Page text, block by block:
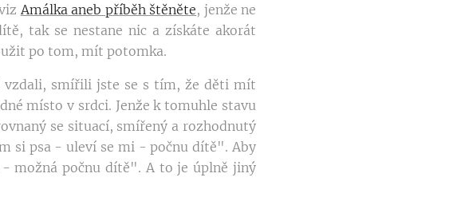
Amálka aneb příběh štěněte, jenže ne
tak se nestane nic a získáte akorát
po tom, mít potomka.
smířili jste se s tím, že děti mít
místo v srdci. Jenže k tomuhle stavu
se situací, smířený a rozhodnutý
si psa - uleví se mi - počnu dítě". Aby
možná počnu dítě". A to je úplně jiný